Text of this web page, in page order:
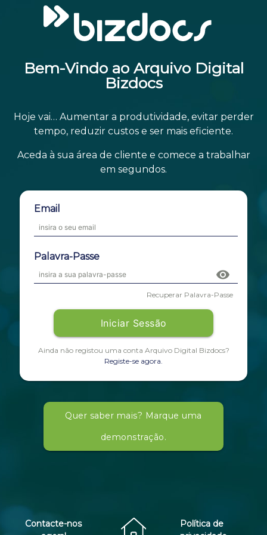
Bem-Vindo ao Arquivo Digital
Bizdocs
Hoje vai… Aumentar a produtividade, evitar perder
tempo, reduzir custos e ser mais eficiente.
Aceda à sua área de cliente e comece a trabalhar
em segundos.
Email
Palavra-Passe
visibility
Recuperar Palavra-Passe
Iniciar Sessão
Ainda não registou uma conta Arquivo Digital Bizdocs?
Registe-se agora.
Quer saber mais? Marque uma
demonstração.
Contacte-nos
Política de